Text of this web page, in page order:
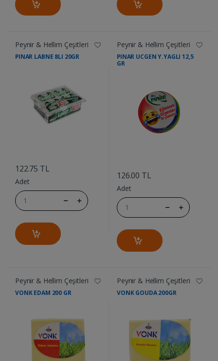
Peynir & Hellim Çeşitleri
PINAR LABNE 8LI 20GR
122.75 TL
Adet
Peynir & Hellim Çeşitleri
PINAR UCGEN Y.YAGLI 12,5
GR
126.00 TL
Adet
Peynir & Hellim Çeşitleri
VONK EDAM 200 GR
Peynir & Hellim Çeşitleri
VONK GOUDA 200GR